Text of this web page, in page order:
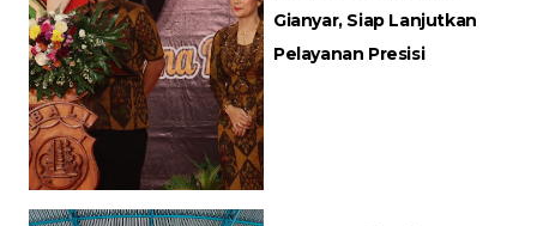
Gianyar, Siap Lanjutkan
Pelayanan Presisi